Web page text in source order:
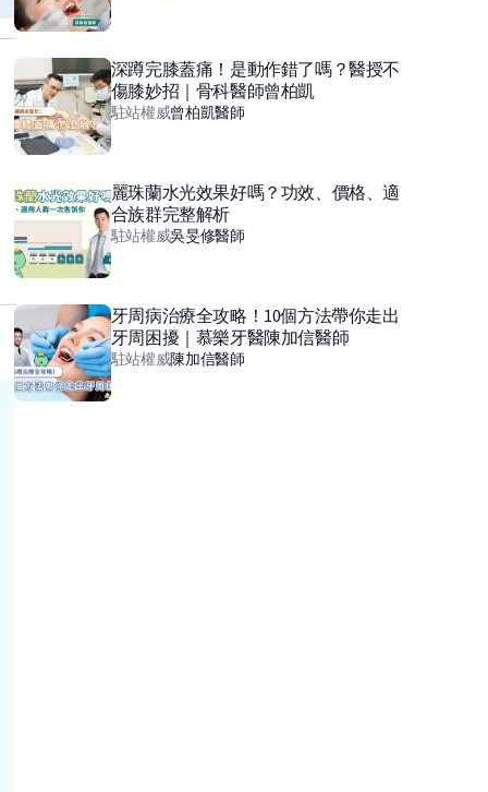
深蹲完膝蓋痛！是動作錯了嗎？醫授不
傷膝妙招｜骨科醫師曾柏凱
駐站權威曾柏凱醫師
麗珠蘭水光效果好嗎？功效、價格、適
合族群完整解析
駐站權威吳旻修醫師
牙周病治療全攻略！10個方法帶你走出
牙周困擾｜慕樂牙醫陳加信醫師
駐站權威陳加信醫師